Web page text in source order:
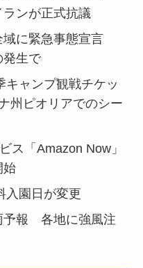
ンが正式抗議
域に緊急事態宣言
発生で
キャンプ観戦チケッ
州ピオリアでのシー
ス「Amazon Now」
始
入園日が変更
予報 各地に強風注